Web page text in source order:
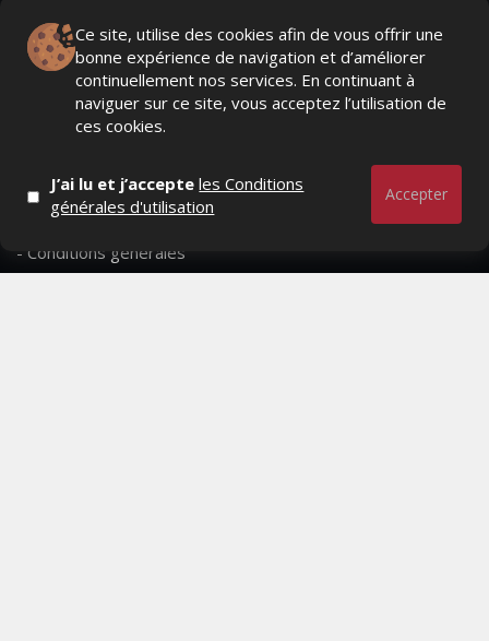
Ce site, utilise des cookies afin de vous offrir une
bonne expérience de navigation et d’améliorer
continuellement nos services. En continuant à
naviguer sur ce site, vous acceptez l’utilisation de
ces cookies.
J’ai lu et j’accepteles Conditions
générales d'utilisation
Accepter
- Page d'accueil
- Contactez-nous
- Conditions générales